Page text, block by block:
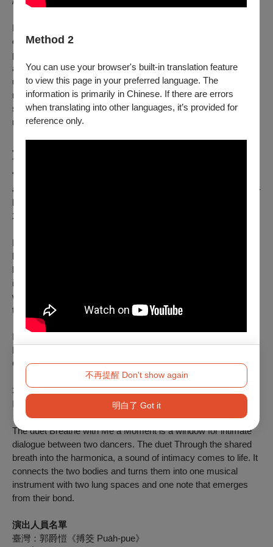
Method 2
You can use your browser's built-in translation feature
to view this page in your preferred language. The
information is primarily in Chinese. If there are errors
when translating into other languages, it’s provided for
reference only.
不再提醒 Don't show again
明白了 Got it
P.R.I.D.E.S. began from an anagram of a single word. The act
of rearranging letters became a metaphor for rearranging
perception—suggesting that meaning can shift when we look
again, and that what once felt fixed or diminished may hold
unexpected significance. This work is an attempt to revisit and
reinterpret the meaning of time that once seemed to have
slipped away. It is a journey toward discovering a version of
myself that even I did not fully know.
Japan
The piece illuminates an unexpected closeness between the
"inexplicable yet present solitude" embedded in ghost stories
and the "strength to affirm the individual self" at the heart of hip-
hop . / Reviewed by Takao NORIKOSHI, Dance Magazine,
2026.
Faintly Here
lens of contemporary dance. Fusing classical ballet and hip-
hop, the work distills what kaidan truly carries — sorrow,
indescribable sensations that take root in the heart, and the
warmth within silence — conjuring emotions and atmosphere
that are distinctly Japanese.
Israel
Finalist at 5th RIDCC- Rotterdam International Duet
Choreography Competition, 2023.
3rd prize for best choreography, 27th MASDANZA
International Dance Festival, Gran Canaria, Spain 2022.
The duetBreathe with Me a Momentis a window for intimate
dialogue between two dancers. The duet Through the shared
breath into the harmonica, a sound of intimacy comes to life. It
connects the two bodies and turns them into one musical
instrument with two lung spaces and one note that emerges
from their bond.
演出人員名單
臺灣：郭爵愷《搏筊 Pua̍h-pue》